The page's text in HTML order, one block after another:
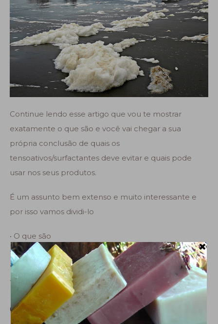
Continue lendo esse artigo que vou te mostrar
exatamente o que são e você vai chegar a sua
própria conclusão de quais os
tensoativos/surfactantes deve evitar e quais pode
usar nos seus produtos.
É um assunto bem extenso e muito interessante e
por isso vamos dividi-lo
• O que são
• Para que Servem
• Diferentes tipos de tensoativos
•Naturais Vs sintéticos
O que são: